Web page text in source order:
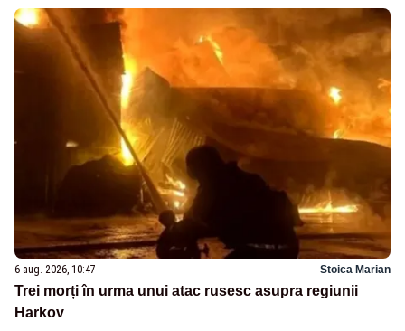
6 aug. 2026, 10:47 Stoica Marian
Trei morți în urma unui atac rusesc asupra regiunii
Harkov